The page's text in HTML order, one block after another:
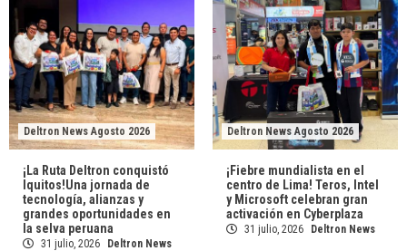
Deltron News Agosto 2026
¡La Ruta Deltron conquistó
Iquitos!Una jornada de
tecnología, alianzas y
grandes oportunidades en
la selva peruana
31 julio, 2026 Deltron News
Deltron News Agosto 2026
¡Fiebre mundialista en el
centro de Lima! Teros, Intel
y Microsoft celebran gran
activación en Cyberplaza
31 julio, 2026 Deltron News